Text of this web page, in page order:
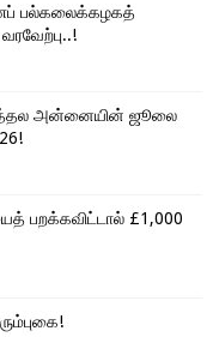
பல்கலைக்கழகத்
அன்னையின் ஜூலை
பறக்கவிட்டால் £1,000